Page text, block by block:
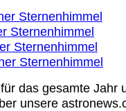
Sternenhimmel
Sternenhimmel
Sternenhimmel
Sternenhimmel
das gesamte Jahr
unsere